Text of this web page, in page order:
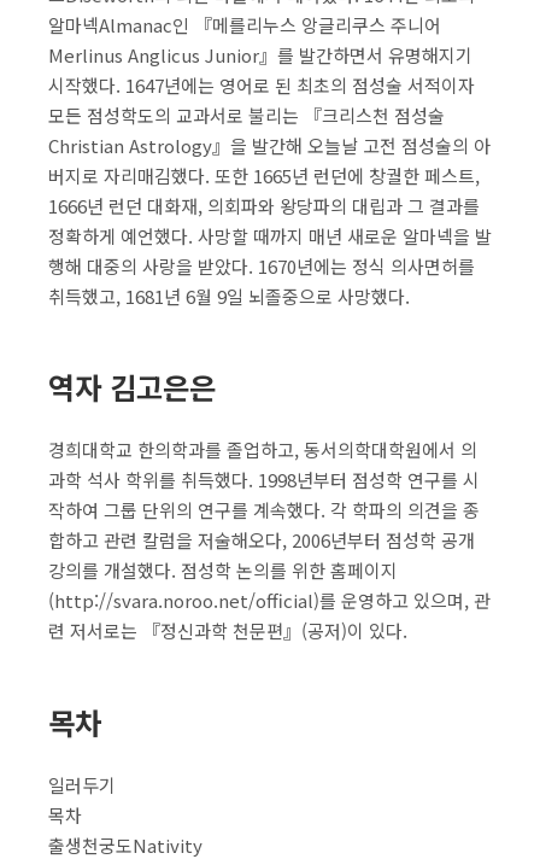
알마넥Almanac인 『메를리누스 앙글리쿠스 주니어
Merlinus Anglicus Junior』를 발간하면서 유명해지기
시작했다. 1647년에는 영어로 된 최초의 점성술 서적이자
모든 점성학도의 교과서로 불리는 『크리스천 점성술
Christian Astrology』을 발간해 오늘날 고전 점성술의 아
버지로 자리매김했다. 또한 1665년 런던에 창궐한 페스트,
1666년 런던 대화재, 의회파와 왕당파의 대립과 그 결과를
정확하게 예언했다. 사망할 때까지 매년 새로운 알마넥을 발
행해 대중의 사랑을 받았다. 1670년에는 정식 의사면허를
취득했고, 1681년 6월 9일 뇌졸중으로 사망했다.
역자 김고은은
경희대학교 한의학과를 졸업하고, 동서의학대학원에서 의
과학 석사 학위를 취득했다. 1998년부터 점성학 연구를 시
작하여 그룹 단위의 연구를 계속했다. 각 학파의 의견을 종
합하고 관련 칼럼을 저술해오다, 2006년부터 점성학 공개
강의를 개설했다. 점성학 논의를 위한 홈페이지
(http://svara.noroo.net/official)를 운영하고 있으며, 관
련 저서로는 『정신과학 천문편』(공저)이 있다.
목차
일러두기
목차
출생천궁도Nativity